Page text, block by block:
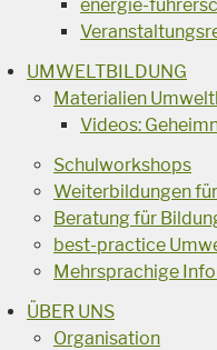
energie-
UMWELTBILDUNG
Materialien
Videos:
Schulworkshops
Weiterbildungen
Beratung für
best-practice
Mehrsprachige
ÜBER UNS
Organisation